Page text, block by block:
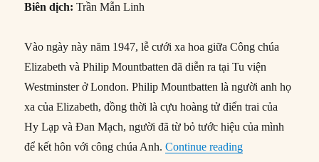
Biên dịch: Trần Mẫn Linh
Vào ngày này năm 1947, lễ cưới xa hoa giữa Công chúa
Elizabeth và Philip Mountbatten đã diễn ra tại Tu viện
Westminster ở London. Philip Mountbatten là người anh họ
xa của Elizabeth, đồng thời là cựu hoàng tử điển trai của
Hy Lạp và Đan Mạch, người đã từ bỏ tước hiệu của mình
để kết hôn với công chúa Anh. Continue reading“20/11/1947: